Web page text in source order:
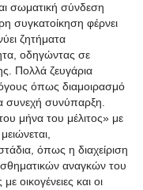
σωματική σύνδεση
συγκατοίκηση φέρνει
ζητήματα
οδηγώντας σε
Πολλά ζευγάρια
όπως διαμοιρασμό
συνεχή συνύπαρξη.
μήνα του μέλιτος» με
όπως η διαχείριση
αναγκών του
οικογένειες και οι